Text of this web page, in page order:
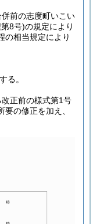
前の志度町いこい
8号)の規定により
の相当規定により
る。
正前の様式第1号
の修正を加え、